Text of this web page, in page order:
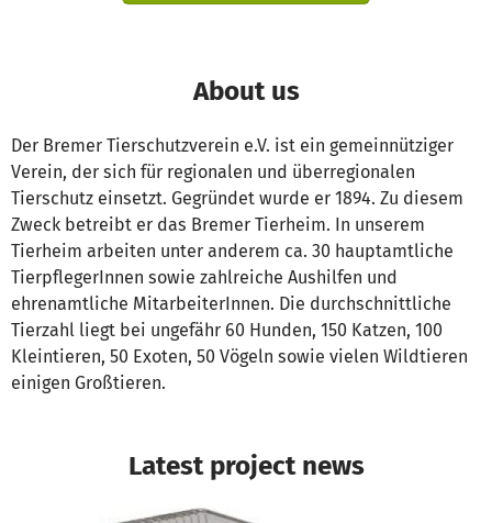
About us
Der Bremer Tierschutzverein e.V. ist ein gemeinnütziger
Verein, der sich für regionalen und überregionalen
Tierschutz einsetzt. Gegründet wurde er 1894. Zu diesem
Zweck betreibt er das Bremer Tierheim. In unserem
Tierheim arbeiten unter anderem ca. 30 hauptamtliche
TierpflegerInnen sowie zahlreiche Aushilfen und
ehrenamtliche MitarbeiterInnen. Die durchschnittliche
Tierzahl liegt bei ungefähr 60 Hunden, 150 Katzen, 100
Kleintieren, 50 Exoten, 50 Vögeln sowie vielen Wildtieren
einigen Großtieren.
Latest project news